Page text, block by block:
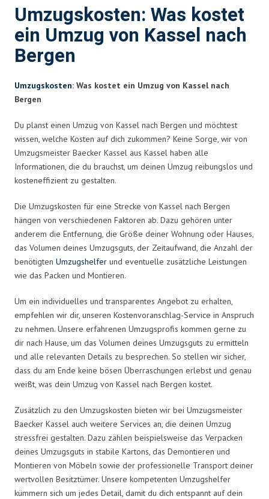
Umzugskosten: Was kostet
ein Umzug von Kassel nach
Bergen
Umzugskosten: Was kostet ein Umzug von Kassel nach
Bergen
Du planst einen Umzug von Kassel nach Bergen und möchtest
wissen, welche Kosten auf dich zukommen? Keine Sorge, wir von
Umzugsmeister Baecker Kassel aus Kassel haben alle
Informationen, die du brauchst, um deinen Umzug reibungslos und
kosteneffizient zu gestalten.
Die Umzugskosten für eine Strecke von Kassel nach Bergen
hängen von verschiedenen Faktoren ab. Dazu gehören unter
anderem die Entfernung, die Größe deiner Wohnung oder Hauses,
das Volumen deines Umzugsguts, der Zeitaufwand, die Anzahl der
benötigten Umzugshelfer und eventuelle zusätzliche Leistungen
wie das Packen und Montieren.
Um ein individuelles und transparentes Angebot zu erhalten,
empfehlen wir dir, unseren Kostenvoranschlag-Service in Anspruch
zu nehmen. Unsere erfahrenen Umzugsprofis kommen gerne zu
dir nach Hause, um das Volumen deines Umzugsguts zu ermitteln
und alle relevanten Details zu besprechen. So stellen wir sicher,
dass du am Ende keine bösen Überraschungen erlebst und genau
weißt, was dein Umzug von Kassel nach Bergen kostet.
Zusätzlich zu den Umzugskosten bieten wir bei Umzugsmeister
Baecker Kassel auch weitere Services an, die deinen Umzug
stressfrei gestalten. Dazu zählen beispielsweise das Verpacken
deines Umzugsguts in stabile Kartons, das Demontieren und
Montieren von Möbeln sowie der professionelle Transport deiner
wertvollen Besitztümer. Unsere kompetenten Umzugshelfer
kümmern sich um jedes Detail, damit du dich entspannt auf dein